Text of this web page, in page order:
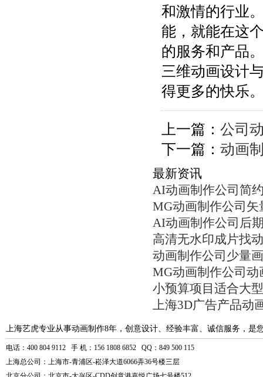
和激情的行业
能，就能在这
的服务和产品
三维动画设计
得更多的快乐
上一篇： 公司
下一篇： 动画
最新资讯
AI动画制作公司简
MG动画制作公司
AI动画制作公司后
高清无水印成片找
动画制作公司少量
MG动画制作公司
小预算项目适合大
上海3D广告产品动
上海艺虎专业从事动画制作8年，创意设计、经验丰富、诚信服务，是
电话：400 804 9112 手 机：156 1808 6852 QQ：849 500 115
上海总公司：上海市-青浦区-崧泽大道6066弄36号楼三层